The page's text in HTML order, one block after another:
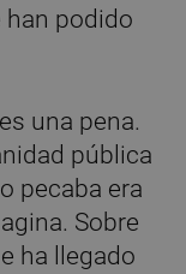
podido
una pena.
pública
pecaba era
Sobre
ha llegado